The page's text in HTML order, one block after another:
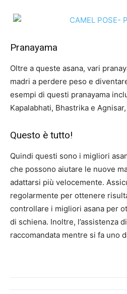
Pranayama
Oltre a queste asana, vari
madri a perdere peso e
esempi di questi pranayama
Kapalabhati, Bhastrika e
Questo è tutto!
Quindi questi sono i migliori
che possono aiutare le nuove
adattarsi più velocemente.
regolarmente per ottenere
controllare i migliori asana per
di schiena. Inoltre, l’assistenza
raccomandata mentre si fa uno